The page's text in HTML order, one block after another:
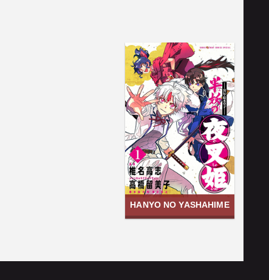
HANYO NO YASHAHIME